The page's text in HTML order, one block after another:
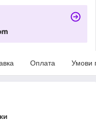
Оплата Умови